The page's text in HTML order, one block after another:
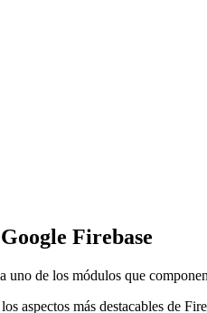
Firebase
uno de los módulos que
aspectos más destacables de